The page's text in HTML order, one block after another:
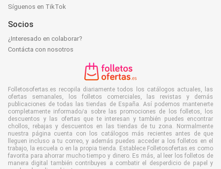
Síguenos en TikTok
Socios
¿Interesado en colaborar?
Contácta con nosotros
Folletosofertas.es recopila diariamente todos los catálogos actuales, las
ofertas semanales, los folletos comerciales, las revistas y demás
publicaciones de todas las tiendas de España. Así podemos mantenerte
completamente informado/a sobre las promociones de los folletos, los
descuentos y las ofertas que te interesan y también puedes encontrar
chollos, rebajas y descuentos en las tiendas de tu zona. Normalmente
nuestra página cuenta con los catálogos más recientes antes de que
lleguen incluso a tu correo, y además puedes acceder a los folletos en el
trabajo, la escuela o en la propia tienda. Establece Folletosofertas.es como
favorita para ahorrar mucho tiempo y dinero. Es más, al leer los folletos de
manera digital también contribuyes a combatir el desperdicio de papel y